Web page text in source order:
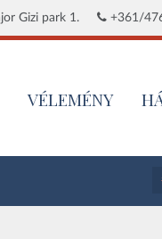
Gizi park 1. +361/
VÉLEMÉNY